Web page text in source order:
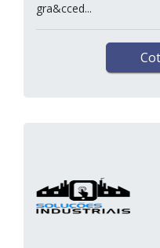
gra&cced...